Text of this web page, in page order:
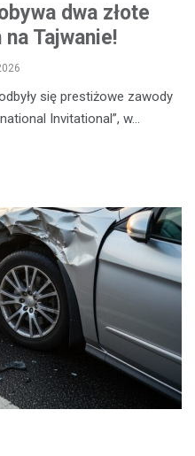
dwa złote
Tajwanie!
się prestiżowe zawody
Invitational”, w…